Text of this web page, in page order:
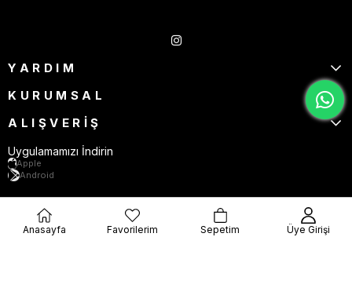
YARDIM
KURUMSAL
ALIŞVERİŞ
Uygulamamızı İndirin
Apple
Android
Anasayfa Favorilerim Sepetim Üye Girişi